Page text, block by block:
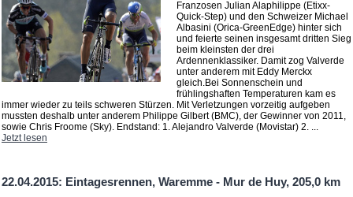
Franzosen Julian Alaphilippe (Etixx-
Quick-Step) und den Schweizer Michael
Albasini (Orica-GreenEdge) hinter sich
und feierte seinen insgesamt dritten Sieg
beim kleinsten der drei
Ardennenklassiker. Damit zog Valverde
unter anderem mit Eddy Merckx
gleich.Bei Sonnenschein und
frühlingshaften Temperaturen kam es
immer wieder zu teils schweren Stürzen. Mit Verletzungen vorzeitig aufgeben
mussten deshalb unter anderem Philippe Gilbert (BMC), der Gewinner von 2011,
sowie Chris Froome (Sky). Endstand: 1. Alejandro Valverde (Movistar) 2. ...
Jetzt lesen
22.04.2015: Eintagesrennen, Waremme - Mur de Huy, 205,0 km